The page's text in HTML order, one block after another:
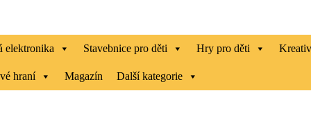
elektronika Stavebnice pro děti Hry pro děti
hraní Magazín Další kategorie